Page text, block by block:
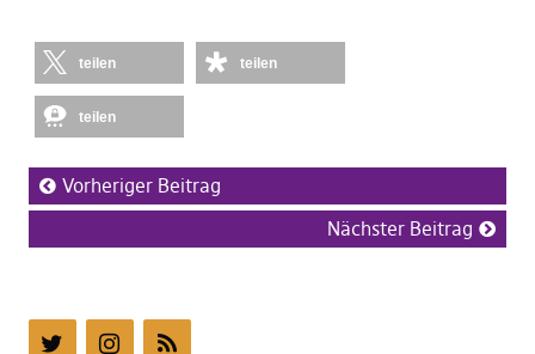
teilen teilen
teilen
Vorheriger Beitrag
Nächster Beitrag